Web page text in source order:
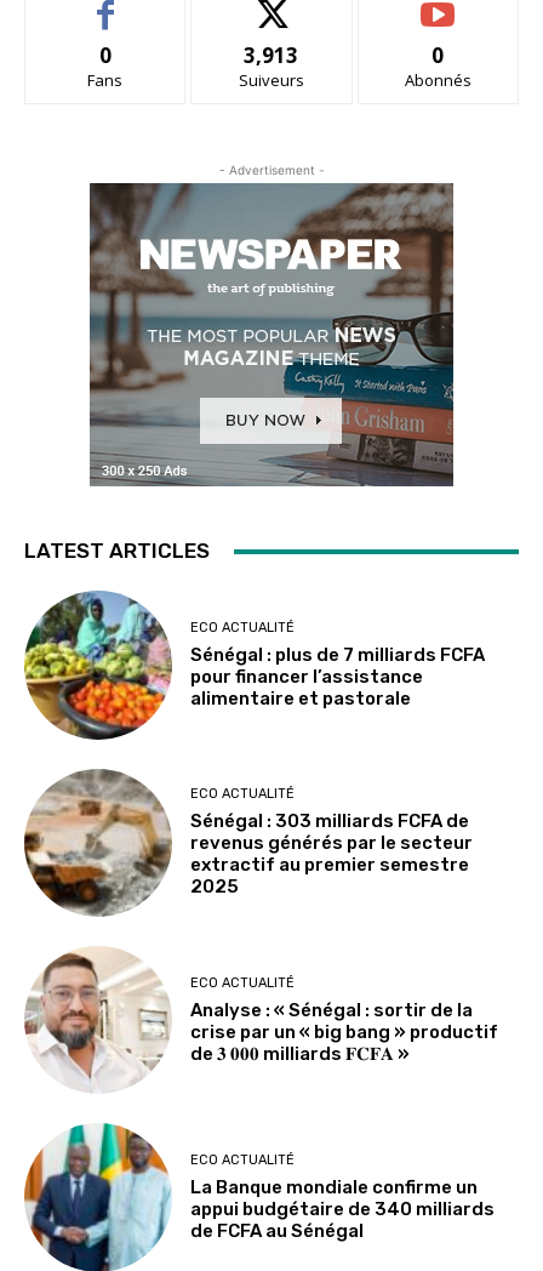
0
Fans
3,913
Suiveurs
0
Abonnés
- Advertisement -
LATEST ARTICLES
ECO ACTUALITÉ
Sénégal : plus de 7 milliards FCFA
pour financer l’assistance
alimentaire et pastorale
ECO ACTUALITÉ
Sénégal : 303 milliards FCFA de
revenus générés par le secteur
extractif au premier semestre
2025
ECO ACTUALITÉ
Analyse : « Sénégal : sortir de la
crise par un « big bang » productif
de 𝟑 𝟎𝟎𝟎 milliards 𝐅𝐂𝐅𝐀 »
ECO ACTUALITÉ
La Banque mondiale confirme un
appui budgétaire de 340 milliards
de FCFA au Sénégal